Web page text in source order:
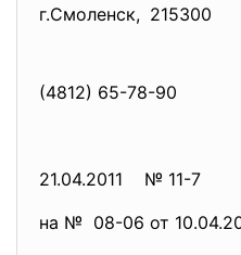
(4812) 65-78-90
21.04.2011 № 11-7
на № 08-06 от